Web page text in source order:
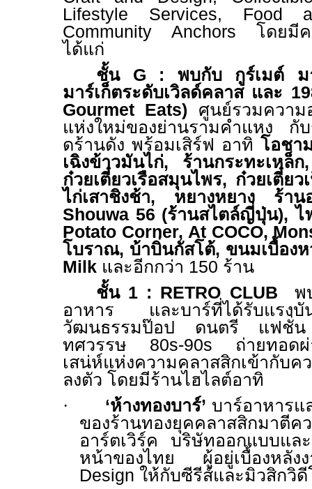
Lifestyle Services, Food
Community Anchors โดยมีค
ได้แก่
ชั้น G : พบกับ กูร์เมต์ ม
มาร์เก็ตระดับเวิลด์คลาส และ
Gourmet Eats) ศูนย์รวมความ
แห่งใหม่ของย่านรามคำแหง กั
ดร้านดัง พร้อมเสิร์ฟ อาทิ โอชา
เฉิงข้าวมันไก่, ร้านกระทะเหล็ก
ก๋วยเตี๋ยวเรือสมุนไพร, ก๋วยเตี๋ยว
ไก่เสาชิงช้า, หยางหยาง ร้าน
Shouwa 56 (ร้านสไตล์ญี่ปุ่น),ไ
Potato Corner, At COCO,
โบราณ, บ้าบิ่นกัสโต้, ขนมเบื้อง
Milk และอีกกว่า 150 ร้าน
ชั้น 1 : RETRO CLUB พ
อาหาร และบาร์ที่ได้รับแรงบัน
วัฒนธรรมป๊อป ดนตรี แฟชั่น
ทศวรรษ 80s-90s ถ่ายทอด
เสน่ห์แห่งความคลาสสิกเข้ากับค
ลงตัว โดยมีร้านไฮไลต์อาทิ
·
‘ห้างทองบาร์’ บาร์อาหารแ
ของร้านทองยุคคลาสสิกมาตี
อาร์ตเวิร์ค บริษัทออกแบบแล
หน้าของไทย ผู้อยู่เบื้องหลั
Design ให้กับซีรีส์และมิวสิกวิ